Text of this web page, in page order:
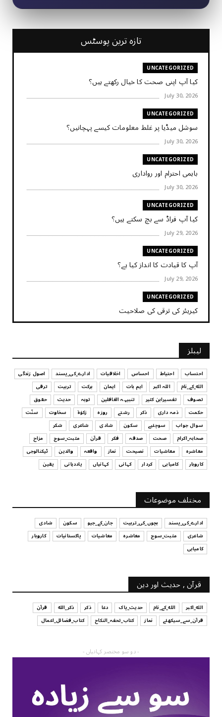
تازہ ترین پوسٹس
UNCATEGORIZED
کیا آپ اپنی صحت کا خیال رکھتے ہیں؟
July 30, 2026
UNCATEGORIZED
سوشل میڈیا پر غلط معلومات کیسے پہچانیں؟
July 30, 2026
UNCATEGORIZED
باہمی احترام اور رواداری
July 30, 2026
UNCATEGORIZED
کیا آپ فراڈ سے بچ سکتے ہیں؟
July 29, 2026
UNCATEGORIZED
آپ کا قیادت کا انداز کیا ہے؟
July 29, 2026
UNCATEGORIZED
کیریئر کی ترقی کی صلاحیت
July 29, 2026
UNCATEGORIZED
کیا آپ اپنے باس کو مؤثر طریقے سے منظم کر رہے ہیں
July 29, 2026
UNCATEGORIZED
اس وقت آپ کا موڈ کیسا ہے؟
July 29, 2026
UNCATEGORIZED
قرض لینے اور دینے میں ہوشیاری
July 29, 2026
آپ کا فیصلہ کرنے کا انداز
July 29, 2026
لیبلز
احتساب احتیاط احساس اخلاقیات ادارے_کی_پسند
اصول زندگی
الله_کے_نام
اللہ اکبر اہم بات ایمان برکت تربیت
ترقی
تصوف
تفسیرابن کثیر تنبیہہ الغافلین توبہ حدیث
حقوق
حکمت
ذمہ داری ذکر رشتے روزہ زکوٰۃ سخاوت
سنّت
سوال جواب
سوچئیے سکون شادی شاعری
شکر
صحابہ_اکرام
صحت صدقہ فکر قرآن مثبت_سوچ
مزاح
معاشرہ
معاشیات نصیحت نماز واقعہ والدین
ٹیکنالوجی
کاروبار
کامیابی کردار کہانی کہانیاں یاددہانی یقین
مختلف موضوعات
ادارے_کی_پسند بچوں_کی_تربیت جان_کے_جیو سکون
شادی
شاعری
مثبت_سوچ معاشرہ معاشیات پاکستانیات
کاروبار
کامیابی
قرآن , حدیث اور دین
الله_اکبر الله_کے_نام حدیث_پاک دعا ذکر ذکر_الله
قرآن
قرآن_سے_سیکھئے
نماز کتاب_تحفہ_النکاح کتاب_فضائل_اعمال
- دو سو مختصر کہانیاں -